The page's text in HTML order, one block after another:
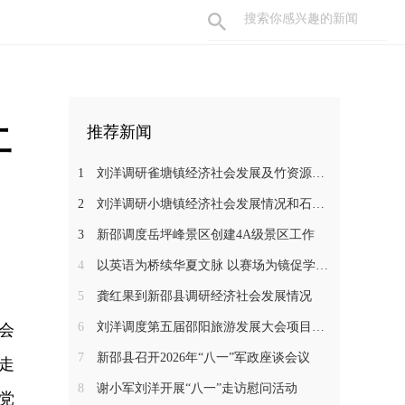
推荐新闻
1 刘洋调研雀塘镇经济社会发展及竹资源综合循环利用项目推进工作
2 刘洋调研小塘镇经济社会发展情况和石马江流域农文旅项目
3 新邵调度岳坪峰景区创建4A级景区工作
4 以英语为桥续华夏文脉 以赛场为镜促学子成长——新邵一中学子在省级 “用英语讲中国故事”大赛中斩获佳绩
5 龚红果到新邵县调研经济社会发展情况
6 刘洋调度第五届邵阳旅游发展大会项目建设工作
7 新邵县召开2026年“八一”军政座谈会议
8 谢小军刘洋开展“八一”走访慰问活动